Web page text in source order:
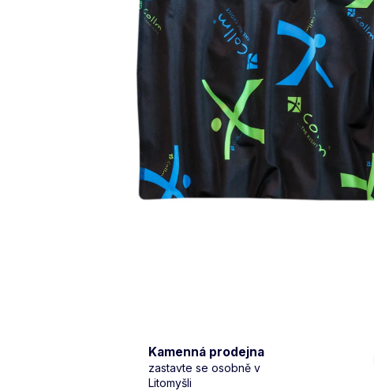
Kamenná prodejna
zastavte se osobně v
Litomyšli